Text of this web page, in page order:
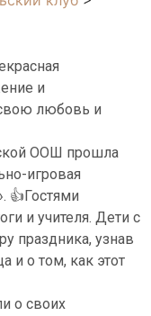
и
любовь и
ООШ прошла
игровая
👍Гостями
и учителя. Дети с
праздника, узнав
и о том, как этот
о своих